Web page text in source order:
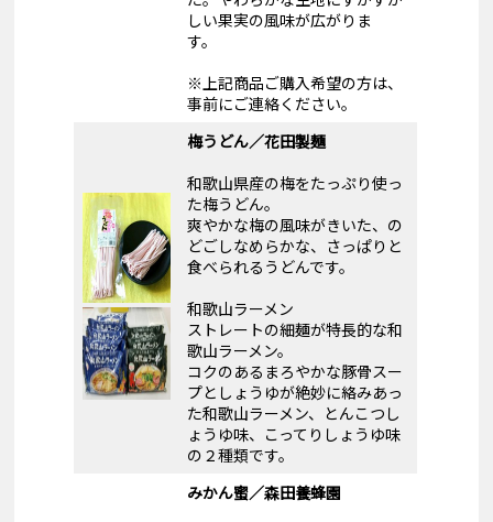
しい果実の風味が広がりま
す。
※上記商品ご購入希望の方は、
事前にご連絡ください。
梅うどん／花田製麺
和歌山県産の梅をたっぷり使っ
た梅うどん。
爽やかな梅の風味がきいた、の
どごしなめらかな、さっぱりと
食べられるうどんです。
和歌山ラーメン
ストレートの細麺が特長的な和
歌山ラーメン。
コクのあるまろやかな豚骨スー
プとしょうゆが絶妙に絡みあっ
た和歌山ラーメン、とんこつし
ょうゆ味、こってりしょうゆ味
の２種類です。
みかん蜜／森田養蜂園